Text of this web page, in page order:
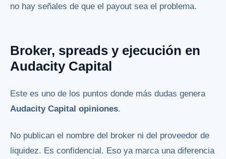
no hay señales de que el payout sea el problema.
Broker, spreads y ejecución en
Audacity Capital
Este es uno de los puntos donde más dudas genera
Audacity Capital opiniones.
No publican el nombre del broker ni del proveedor de
liquidez. Es confidencial. Eso ya marca una diferencia